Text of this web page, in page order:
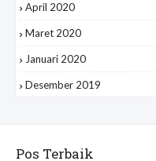
April 2020
Maret 2020
Januari 2020
Desember 2019
Pos Terbaik